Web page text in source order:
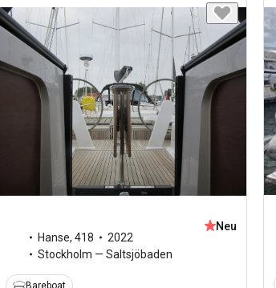
Hanse, 418
2022
Stockholm — Saltsjöbaden
Neu
Bareboat